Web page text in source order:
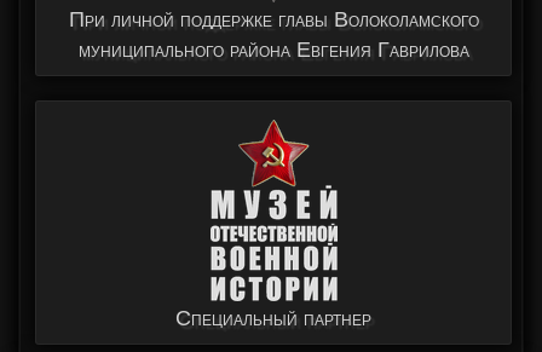
При личной поддержке главы Волоколамского
муниципального района Евгения Гаврилова
Специальный партнер